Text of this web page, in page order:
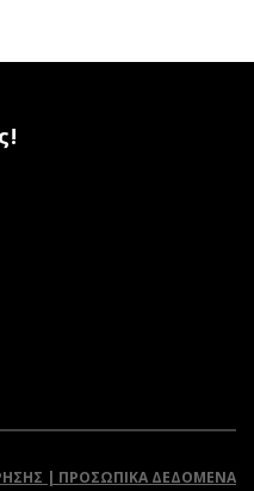
| ΠΡΟΣΩΠΙΚΆ ΔΕΔΟΜΈΝΑ